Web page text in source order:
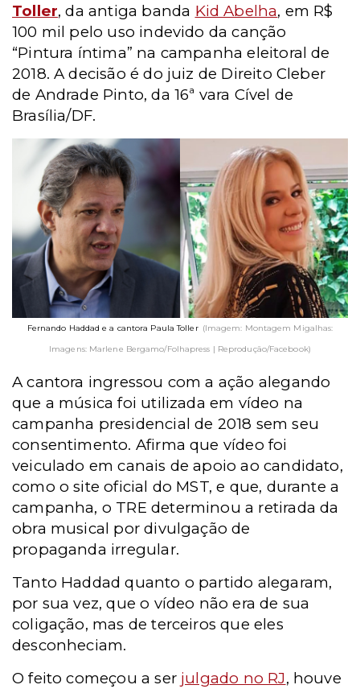
Toller, da antiga banda Kid Abelha, em R$
100 mil pelo uso indevido da canção
“Pintura íntima” na campanha eleitoral de
2018. A decisão é do juiz de Direito Cleber
de Andrade Pinto, da 16ª vara Cível de
Brasília/DF.
Fernando Haddad e a cantora Paula Toller (Imagem: Montagem Migalhas:
Imagens: Marlene Bergamo/Folhapress | Reprodução/Facebook)
A cantora ingressou com a ação alegando
que a música foi utilizada em vídeo na
campanha presidencial de 2018 sem seu
consentimento. Afirma que vídeo foi
veiculado em canais de apoio ao candidato,
como o site oficial do MST, e que, durante a
campanha, o TRE determinou a retirada da
obra musical por divulgação de
propaganda irregular.
Tanto Haddad quanto o partido alegaram,
por sua vez, que o vídeo não era de sua
coligação, mas de terceiros que eles
desconheciam.
O feito começou a ser julgado no RJ, houve